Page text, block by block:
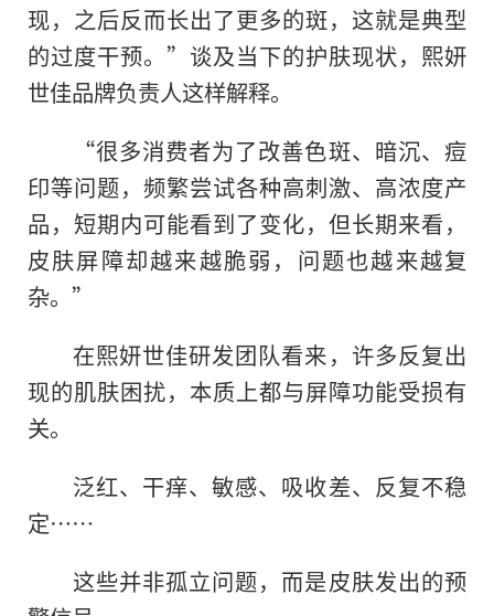
现，之后反而长出了更多的斑，这就是典型
的过度干预。”谈及当下的护肤现状，熙妍
世佳品牌负责人这样解释。
“很多消费者为了改善色斑、暗沉、痘
印等问题，频繁尝试各种高刺激、高浓度产
品，短期内可能看到了变化，但长期来看，
皮肤屏障却越来越脆弱，问题也越来越复
杂。”
在熙妍世佳研发团队看来，许多反复出
现的肌肤困扰，本质上都与屏障功能受损有
关。
泛红、干痒、敏感、吸收差、反复不稳
定……
这些并非孤立问题，而是皮肤发出的预